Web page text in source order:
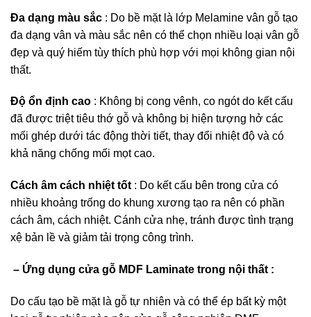
Đa dạng màu sắc : Do bề mặt là lớp Melamine vân gỗ tạo
đa dạng vân và màu sắc nên có thể chọn nhiều loại vân gỗ
đẹp và quý hiếm tùy thích phù hợp với mọi không gian nội
thất.
Độ ổn định cao : Không bị cong vênh, co ngót do kết cấu
đã được triệt tiêu thớ gỗ và không bị hiện tượng hở các
mối ghép dưới tác động thời tiết, thay đổi nhiệt độ và có
khả năng chống mối mọt cao.
Cách âm cách nhiệt tốt : Do kết cấu bên trong cửa có
nhiều khoảng trống do khung xương tạo ra nên có phần
cách âm, cách nhiệt. Cánh cửa nhẹ, tránh được tình trạng
xệ bản lề và giảm tải trọng công trình.
– Ứng dụng cửa gỗ MDF Laminate trong nội thất :
Do cấu tạo bề mặt là gỗ tự nhiên và có thể ép bất kỳ một